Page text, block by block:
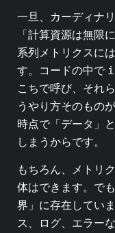
一旦、カーディナ
「計算資源は無限
系列メトリクスに
す。コードの中で
こちで呼び、それ
うやり方そのもの
時点で「データ」
しまうからです。
もちろん、メトリ
体はできます。で
界」に存在してい
ス、ログ、エラー